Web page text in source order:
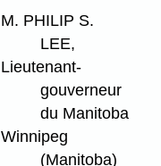
M. PHILIP S.
LEE,
Lieutenant-
gouverneur
du Manitoba
Winnipeg
(Manitoba)